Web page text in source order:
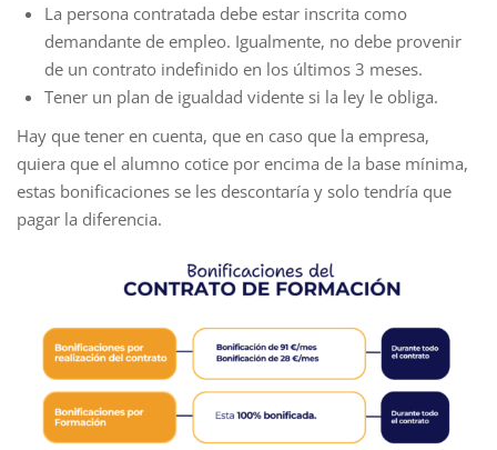
La persona contratada debe estar inscrita como
demandante de empleo. Igualmente, no debe provenir
de un contrato indefinido en los últimos 3 meses.
Tener un plan de igualdad vidente si la ley le obliga.
Hay que tener en cuenta, que en caso que la empresa,
quiera que el alumno cotice por encima de la base mínima,
estas bonificaciones se les descontaría y solo tendría que
pagar la diferencia.